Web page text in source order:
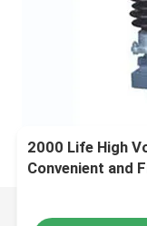
2000 Life High
Convenient and